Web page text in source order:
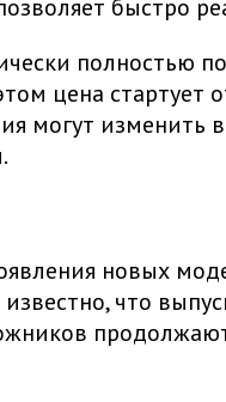
быстро
полностью
цена стартует
могут изменить
новых
что